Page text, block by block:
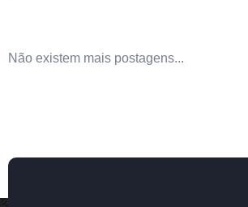
Não existem mais postagens...